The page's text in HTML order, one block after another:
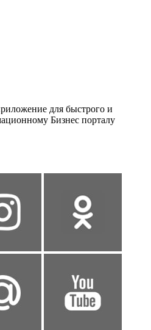
для быстрого и
Бизнес порталу